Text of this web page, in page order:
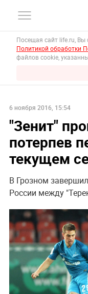
Посещая сайт life.ru, Вы
Политикой обработки
файлов cookie,
6 ноября 2016, 15:54
"Зенит"
потерпев
текущем
В Грозном
России между